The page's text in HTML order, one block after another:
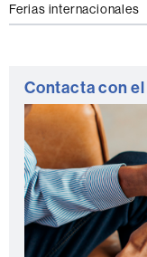
Ferias internacionales
Contacta con